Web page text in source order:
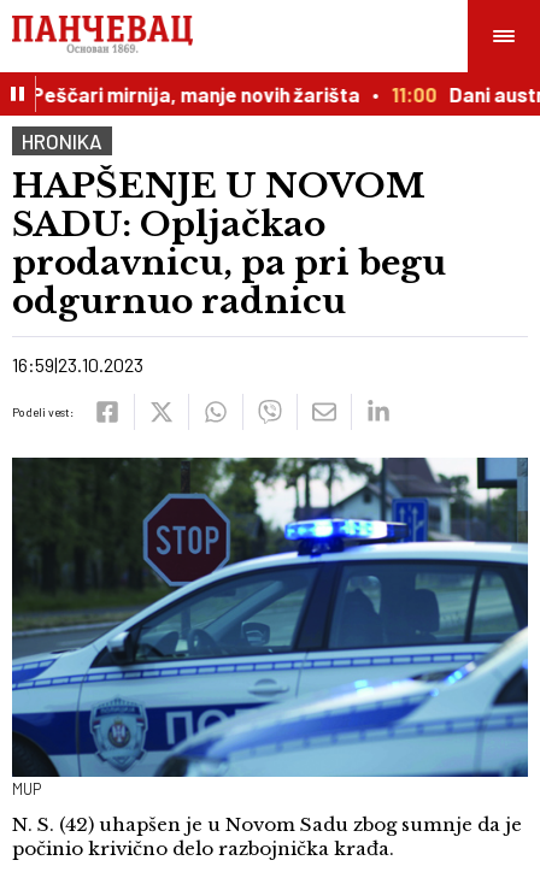
Peščari mirnija, manje novih žarišta 11:00 Dani
HRONIKA
HAPŠENJE U NOVOM
SADU: Opljačkao
prodavnicu, pa pri begu
odgurnuo radnicu
16:59 23.10.2023
Podeli vest:
MUP
N. S. (42) uhapšen je u Novom Sadu zbog sumnje da je
počinio krivično delo razbojnička krađa.